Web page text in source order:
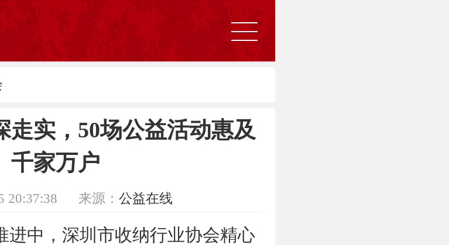
走实，50场公益活动惠及
千家万户
20:37:38 来源： 公益在线
进中，深圳市收纳行业协会精心